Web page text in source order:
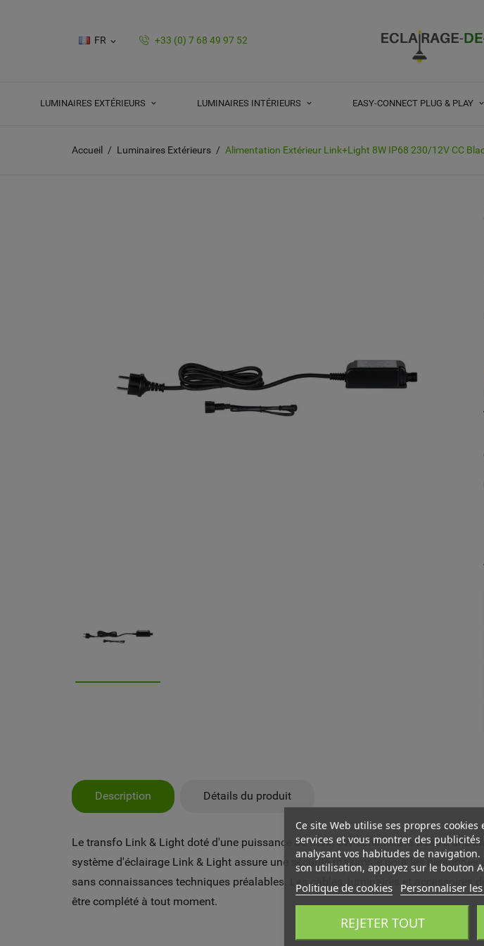
FR  +33 (0) 7 68 49 97 52
LUMINAIRES EXTÉRIEURS LUMINAIRES INTÉRIEURS EASY-CONNECT PLUG & PLAY
Accueil Luminaires Extérieurs Alimentation Extérieur Link+Light 8W IP68 230/12V CC
Description Détails du produit
Le transfo Link & Light doté d'une puissance de max. 8W constitue la base d'une
système d'éclairage Link & Light assure une sécurité maximale pour les
sans connaissances techniques préalables. Les câbles, luminaires et accessoires
être complété à tout moment.
MY WISHLISTS
CRÉER UNE LISTE D'ENVIES
CONNEXION
Ce site Web utilise ses propres
services et vous montrer des publicités
analysant vos habitudes de
son utilisation, appuyez sur le bouton
Politique de cookies Personnaliser
REJETER TOUT